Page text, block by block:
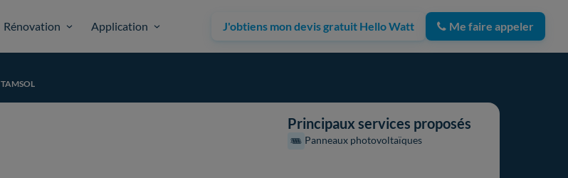
Rénovation Application J'obtiens mon devis gratuit Hello Watt Me faire appeler
TAMSOL
Principaux services proposés
Panneaux photovoltaïques